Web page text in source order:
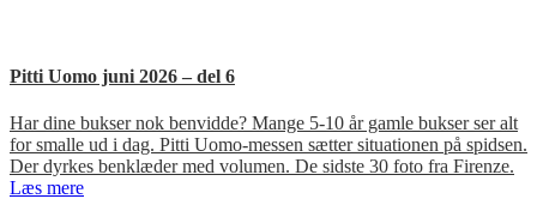
Pitti Uomo juni 2026 – del 6
Har dine bukser nok benvidde? Mange 5-10 år gamle bukser ser alt
for smalle ud i dag. Pitti Uomo-messen sætter situationen på spidsen.
Der dyrkes benklæder med volumen. De sidste 30 foto fra Firenze.
Læs mere